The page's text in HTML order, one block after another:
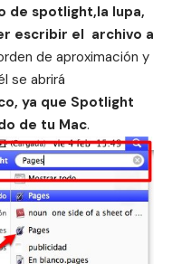
de spotlight,la lupa,
escribir el archivo a
de aproximación y
se abrirá
ya que Spotlight
de tu Mac.